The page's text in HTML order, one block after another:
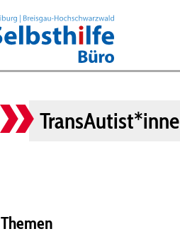
Themen